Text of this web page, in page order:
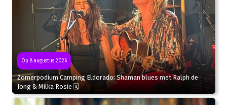
Op 8 augustus 2026
Zomerpodium Camping Eldorado: Shaman blues met Ralph de
Jong & Milka Rosie 🗓